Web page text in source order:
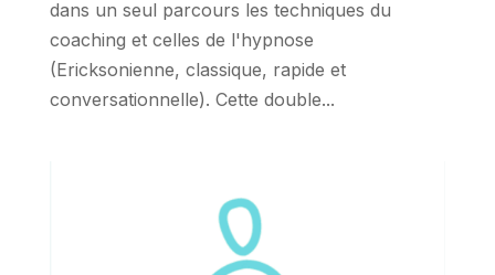
dans un seul parcours les techniques du
coaching et celles de l'hypnose
(Ericksonienne, classique, rapide et
conversationnelle). Cette double...